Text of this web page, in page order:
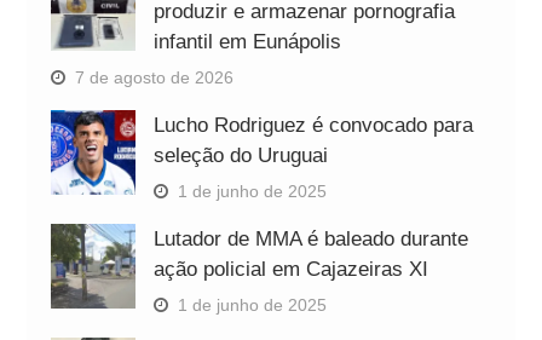
produzir e armazenar pornografia
infantil em Eunápolis
7 de agosto de 2026
Lucho Rodriguez é convocado para
seleção do Uruguai
1 de junho de 2025
Lutador de MMA é baleado durante
ação policial em Cajazeiras XI
1 de junho de 2025